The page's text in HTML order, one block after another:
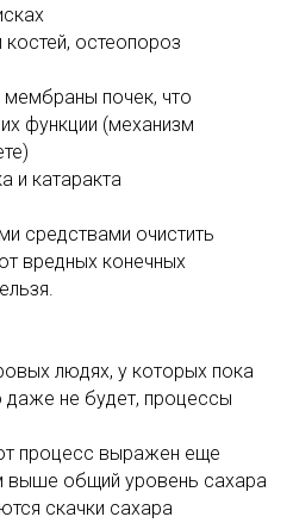
остеопороз
почек, что
функции (механизм
и катаракта
средствами очистить
вредных конечных
людях, у которых пока
не будет, процессы
процесс выражен еще
выше общий уровень сахара
скачки сахара